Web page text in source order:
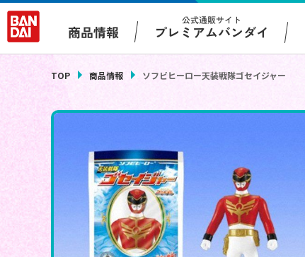
商品情報
公式通販サイト
プレミアムバンダイ
TOP 商品情報 ソフビヒーロー天装戦隊ゴセイジャー